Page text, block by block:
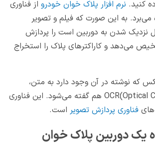
کنید. نرم افزار پلاک خوان خودرو از فناوری
می‌برد. به این صورت که فیلم و تصویر
نزدیک شدن به دوربین است را پردازش
می‌دهد و کاراکتر‌های پلاک را استخراج
که نوشته در آن وجود دارد به متن،
OCR(Optical Character Reader) هم گفته می‌شود. این فناوری
فناوری پردازش تصویر است.
یک دوربین پلاک خوان